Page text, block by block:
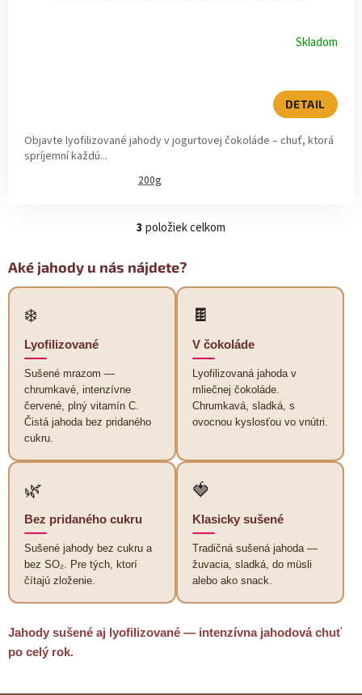
Skladom
DETAIL
Objavte lyofilizované jahody v jogurtovej čokoláde – chuť, ktorá
spríjemní každú...
200g
O
l
d
ý
3položiek celkom
Aké jahody u nás nájdete?
❄️
Lyofilizované
Sušené mrazom —
chrumkavé, intenzívne
červené, plný vitamín C.
Čistá jahoda bez pridaného
cukru.
🍫
V čokoláde
Lyofilizovaná jahoda v
mliečnej čokoláde.
Chrumkavá, sladká, s
ovocnou kyslosťou vo vnútri.
🌿
Bez pridaného cukru
Sušené jahody bez cukru a
bez SO₂. Pre tých, ktorí
čítajú zloženie.
🍓
Klasicky sušené
Tradičná sušená jahoda —
žuvacia, sladká, do müsli
alebo ako snack.
Jahody sušené aj lyofilizované — intenzívna jahodová chuť
po celý rok.